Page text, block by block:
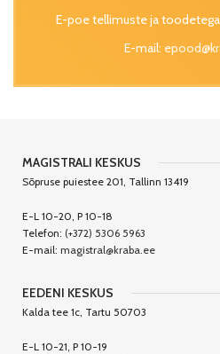
E-poe tellimuste ja
E-mail:
MAGISTRALI KESKUS
Sõpruse puiestee 201, Tallinn 13419
E-L 10-20, P 10-18
Telefon: (+372) 5306 5963
E-mail: magistral@kraba.ee
EEDENI KESKUS
Kalda tee 1c, Tartu 50703
E-L 10-21, P 10-19